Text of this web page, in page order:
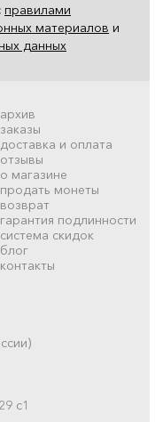
правилами
материалов и
данных
архив
заказы
доставка и оплата
отзывы
о магазине
продать монеты
возврат
гарантия подлинности
система скидок
блог
контакты
с1